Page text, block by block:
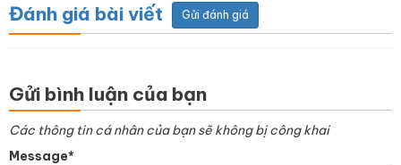
Đánh giá bài viết Gửi đánh giá
Gửi bình luận của bạn
Các thông tin cá nhân của bạn sẽ không bị công khai
Message*